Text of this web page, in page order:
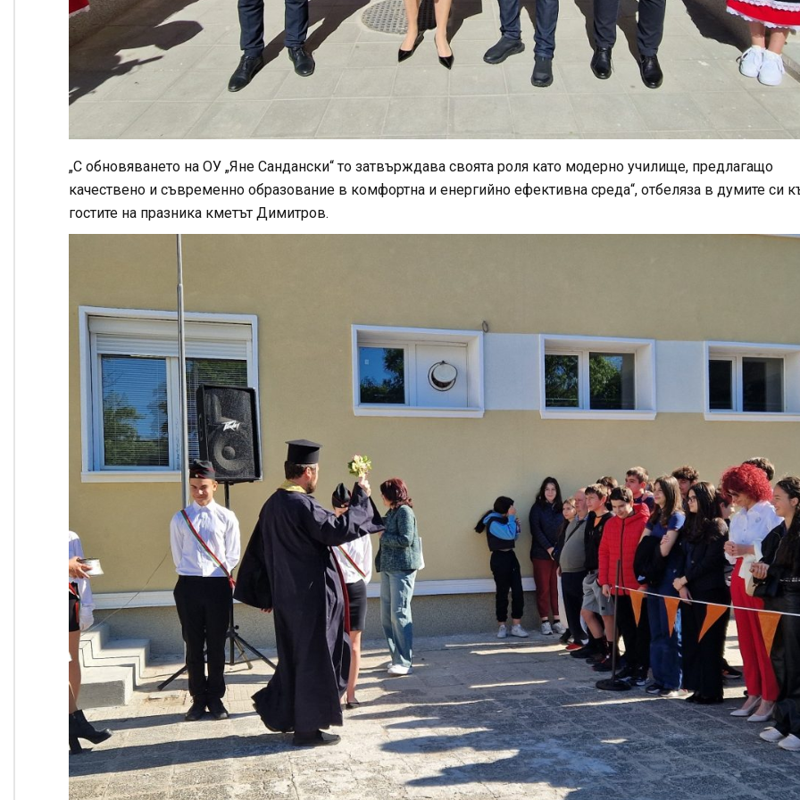
„С обновяването на ОУ „Яне Сандански“ то затвърждава своята роля като модерно училище, предлагащо
качествено и съвременно образование в комфортна и енергийно ефективна среда“, отбеляза в думите си
гостите на празника кметът Димитров.